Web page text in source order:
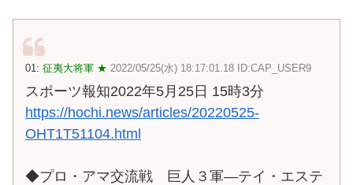
01: 征夷大将軍 ★ 2022/05/25(水) 18:17:01.18 ID:CAP_USER9
スポーツ報知2022年5月25日 15時3分
https://hochi.news/articles/20220525-
OHT1T51104.html
◆プロ・アマ交流戦 巨人３軍―テイ・エステ